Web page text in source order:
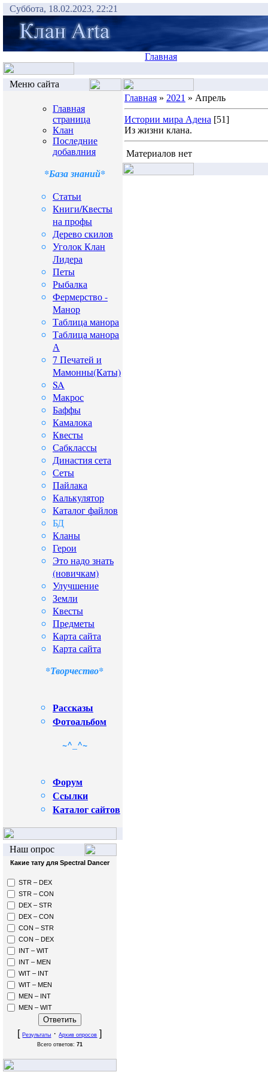
Суббота, 18.02.2023, 22:21
Главная
Меню сайта
Главная
страница
Клан
Последние
добавлния
*База знаний*
Статьи
Книги/Квесты
на профы
Дерево скилов
Уголок Клан
Лидера
Петы
Рыбалка
Фермерство -
Манор
Таблица манора
Таблица манора
А
7 Печатей и
Мамонны(Каты)
SA
Макрос
Баффы
Камалока
Квесты
Сабклассы
Династия сета
Сеты
Пайлака
Калькулятор
Каталог файлов
БД
Кланы
Герои
Это надо знать
(новичкам)
Улучшение
Земли
Квесты
Предметы
Карта сайта
Карта сайта
*Творчество*
Рассказы
Фотоальбом
~^_^~
Форум
Сcылки
Каталог сайтов
Наш опрос
Какие тату для Spectral Dancer
STR – DEX
STR – CON
DEX – STR
DEX – CON
CON – STR
CON – DEX
INT – WIT
INT – MEN
WIT – INT
WIT – MEN
MEN – INT
MEN – WIT
[Результаты ·Архив опросов ]
Всего ответов: 71
Главная » 2021 » Апрель
Истории мира Адена [51]
Из жизни клана.
Материалов нет